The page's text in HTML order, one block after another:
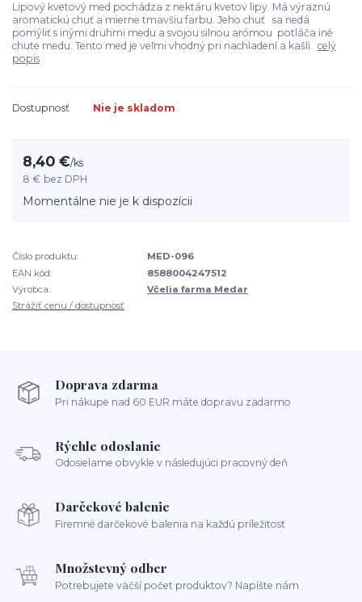
Lipový kvetový med pochádza z nektáru kvetov lipy. Má výraznú
aromatickú chuť a mierne tmavšiu farbu. Jeho chuť sa nedá
pomýliť s inými druhmi medu a svojou silnou arómou potláča iné
chute medu. Tento med je veľmi vhodný pri nachladení a kašli. celý
popis
Dostupnosť Nie je skladom
8,40 €/ks
8 € bez DPH
Momentálne nie je k dispozícii
Číslo produktu:
MED-096
EAN kód:
8588004247512
Výrobca:
Včelia farma Medar
Strážiť cenu / dostupnosť
Doprava zdarma
Pri nákupe nad 60 EUR máte dopravu zadarmo
Rýchle odoslanie
Odosielame obvykle v následujúci pracovný deň
Darčekové balenie
Firemné darčekové balenia na každú príležitosť
Množstevný odber
Potrebujete väčší počet produktov? Napíšte nám